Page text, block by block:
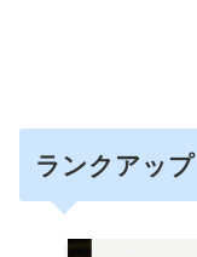
ランクアップ